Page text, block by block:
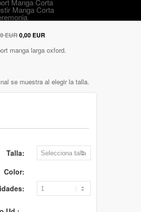
Manga Corta
Manga Corta
EUR0,00 EUR
manga larga oxford.
se muestra al elegir la talla.
Talla:
Color: